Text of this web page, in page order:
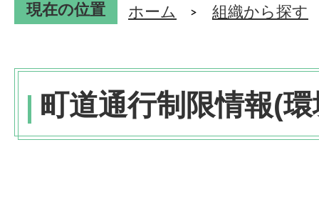
現在の位置 ホーム 組織から探す
町道通行制限情報(